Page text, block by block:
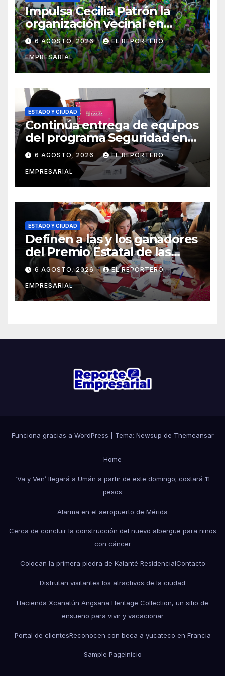
Impulsa Cecilia Patrón la
organización vecinal en
Mérida y suma a comités de
vigilancia en la prevención
social del delito
6 AGOSTO, 2026 EL REPORTERO
EMPRESARIAL
ESTADO Y CIUDAD
Continúa entrega de equipos
del programa Seguridad en
el Mar
6 AGOSTO, 2026 EL REPORTERO
EMPRESARIAL
ESTADO Y CIUDAD
Definen a las y los ganadores
del Premio Estatal de las
Juventudes 2026
6 AGOSTO, 2026 EL REPORTERO
EMPRESARIAL
Funciona gracias a WordPress Tema: Newsup de Themeansar
Home
‘Va y Ven’ llegará a Umán a partir de este domingo; costará 11
pesos
Alarma en el aeropuerto de Mérida
Cerca de concluir la construcción del nuevo albergue para niños
con cáncer
Colocan la primera piedra de Kalanté ResidencialContacto
Disfrutan visitantes los atractivos de la ciudad
Hacienda Xcanatún Angsana Heritage Collection, un sitio de
ensueño para vivir y vacacionar
Portal de clientesReconocen con beca a yucateco en Francia
Sample PageInicio